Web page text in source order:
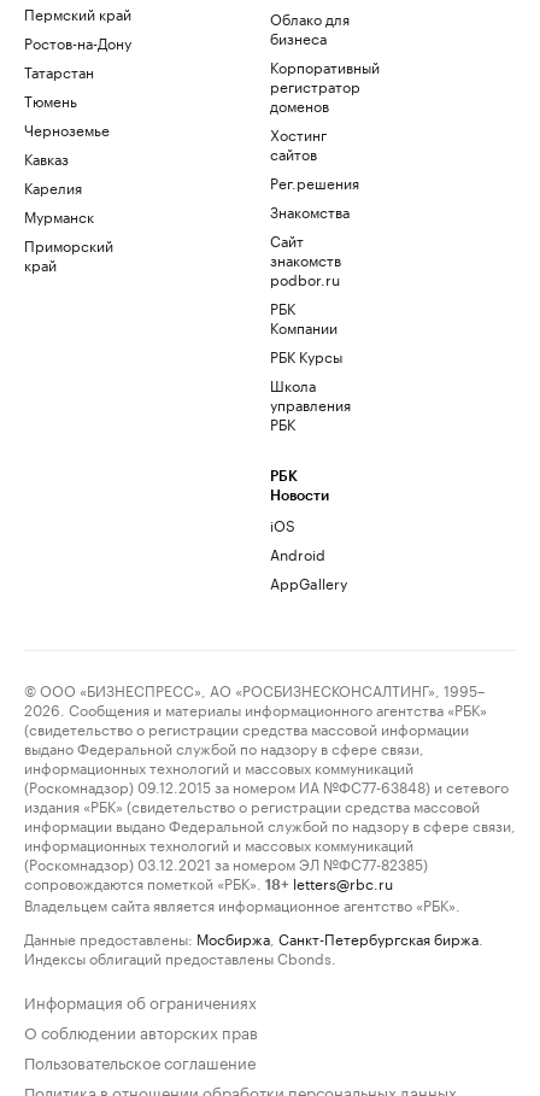
Пермский край
Ростов-на-Дону
Татарстан
Тюмень
Черноземье
Кавказ
Карелия
Мурманск
Приморский
край
Облако для
бизнеса
Корпоративный
регистратор
доменов
Хостинг
сайтов
Рег.решения
Знакомства
Сайт
знакомств
podbor.ru
РБК
Компании
РБК Курсы
Школа
управления
РБК
РБК
Новости
iOS
Android
AppGallery
© ООО «БИЗНЕСПРЕСС», АО «РОСБИЗНЕСКОНСАЛТИНГ», 1995–
2026. Сообщения и материалы информационного агентства «РБК»
(свидетельство о регистрации средства массовой информации
выдано Федеральной службой по надзору в сфере связи,
информационных технологий и массовых коммуникаций
(Роскомнадзор) 09.12.2015 за номером ИА №ФС77-63848) и сетевого
издания «РБК» (свидетельство о регистрации средства массовой
информации выдано Федеральной службой по надзору в сфере связи,
информационных технологий и массовых коммуникаций
(Роскомнадзор) 03.12.2021 за номером ЭЛ №ФС77-82385)
сопровождаются пометкой «РБК».
18+ letters@rbc.ru
Владельцем сайта является информационное агентство «РБК».
Данные предоставлены: Мосбиржа Санкт-Петербургская биржа
Индексы облигаций предоставлены Cbonds.
Информация об ограничениях
О соблюдении авторских прав
Пользовательское соглашение
Политика в отношении обработки персональных данных